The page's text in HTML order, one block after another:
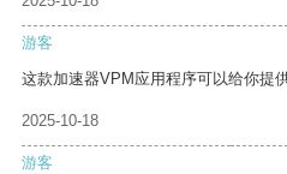
游客
这款加速器VPM应用程序可以给你提
2025-10-18
游客